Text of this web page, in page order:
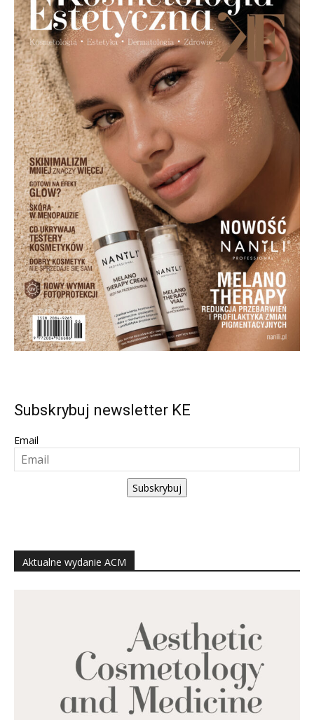
Subskrybuj newsletter KE
Email
Subskrybuj
Aktualne wydanie ACM